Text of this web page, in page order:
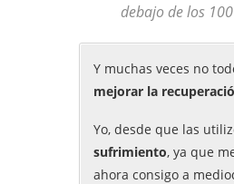
debajo de los
Y muchas veces no
mejorar la
Yo, desde que las
sufrimiento, ya que
ahora consigo a